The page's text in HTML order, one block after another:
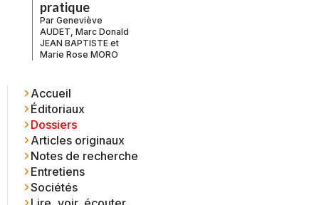
pratique
Par Geneviève
AUDET Marc Donald
JEAN BAPTISTE et
Marie Rose MORO
Accueil
Éditoriaux
Dossiers
Articles originaux
Notes de recherche
Entretiens
Sociétés